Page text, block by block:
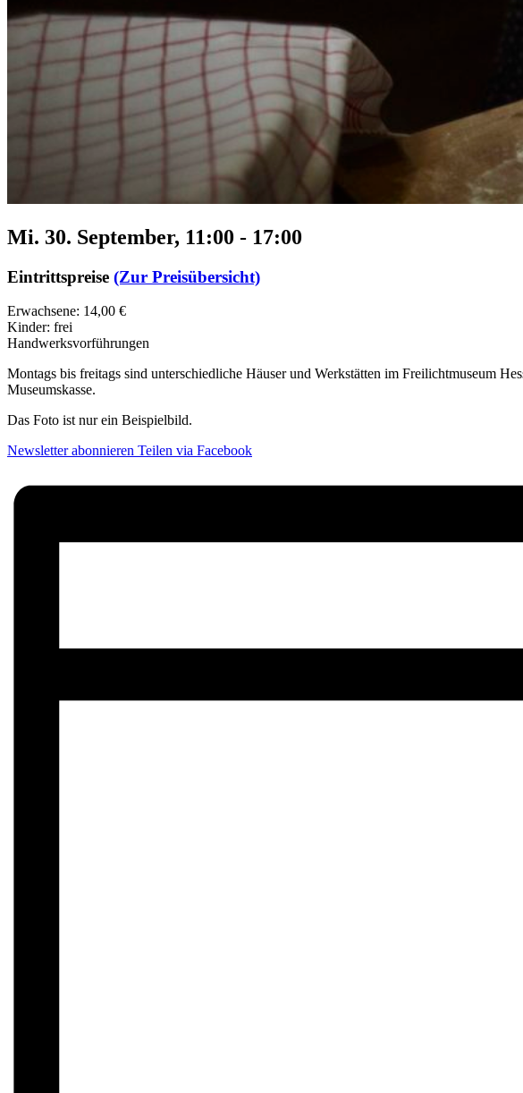
Mi. 30. September, 11:00 - 17:00
Eintrittspreise (Zur Preisübersicht)
Erwachsene: 14,00 €
Kinder: frei
Handwerksvorführungen
Montags bis freitags sind unterschiedliche Häuser und Werkstätten im Freilichtmuseum
Museumskasse.
Das Foto ist nur ein Beispielbild.
Newsletter abonnieren Teilen via Facebook